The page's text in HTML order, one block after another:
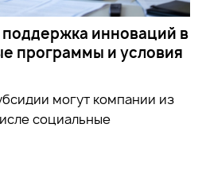
поддержка инноваций в
программы и условия
могут компании из
социальные